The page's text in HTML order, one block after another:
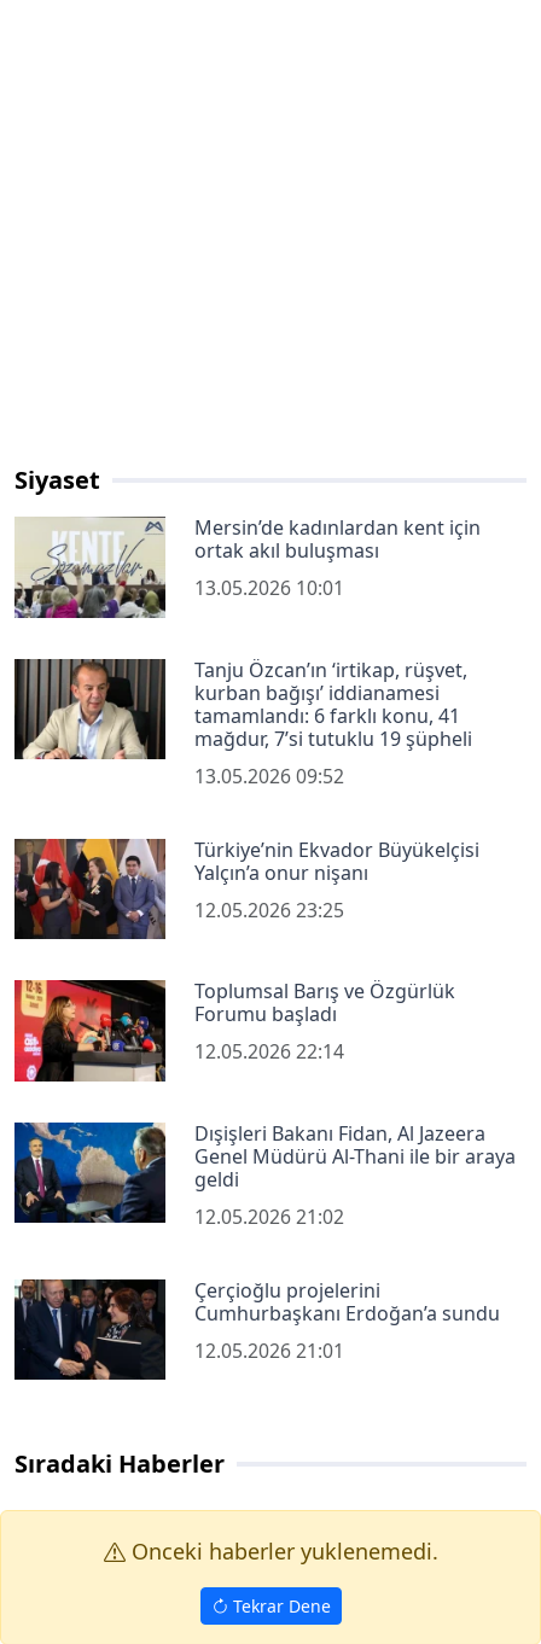
Siyaset
Mersin’de kadınlardan kent için
ortak akıl buluşması
13.05.2026 10:01
Tanju Özcan’ın ‘irtikap, rüşvet,
kurban bağışı’ iddianamesi
tamamlandı: 6 farklı konu, 41
mağdur, 7’si tutuklu 19 şüpheli
13.05.2026 09:52
Türkiye’nin Ekvador Büyükelçisi
Yalçın’a onur nişanı
12.05.2026 23:25
Toplumsal Barış ve Özgürlük
Forumu başladı
12.05.2026 22:14
Dışişleri Bakanı Fidan, Al Jazeera
Genel Müdürü Al-Thani ile bir araya
geldi
12.05.2026 21:02
Çerçioğlu projelerini
Cumhurbaşkanı Erdoğan’a sundu
12.05.2026 21:01
Sıradaki Haberler
Onceki haberler yuklenemedi.
Tekrar Dene